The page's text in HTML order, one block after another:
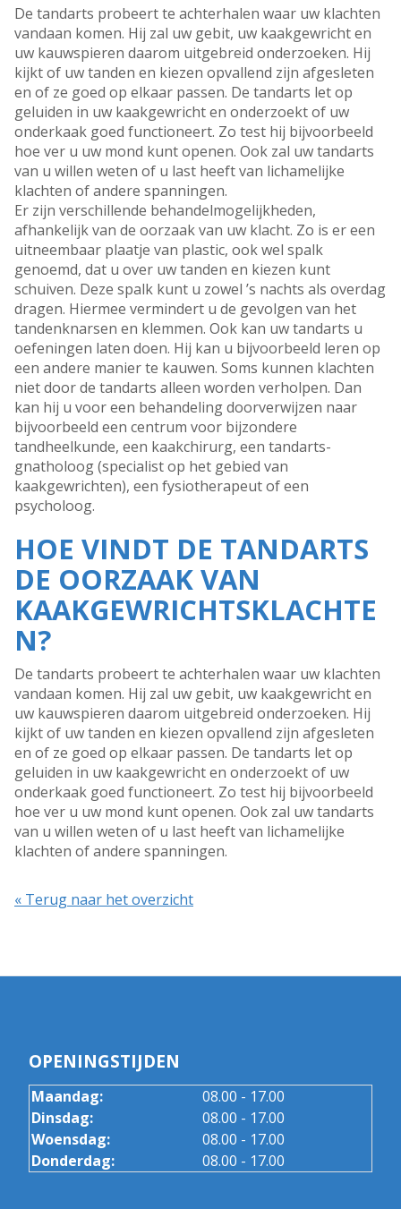
De tandarts probeert te achterhalen waar uw klachten
vandaan komen. Hij zal uw gebit, uw kaakgewricht en
uw kauwspieren daarom uitgebreid onderzoeken. Hij
kijkt of uw tanden en kiezen opvallend zijn afgesleten
en of ze goed op elkaar passen. De tandarts let op
geluiden in uw kaakgewricht en onderzoekt of uw
onderkaak goed functioneert. Zo test hij bijvoorbeeld
hoe ver u uw mond kunt openen. Ook zal uw tandarts
van u willen weten of u last heeft van lichamelijke
klachten of andere spanningen.
Er zijn verschillende behandelmogelijkheden,
afhankelijk van de oorzaak van uw klacht. Zo is er een
uitneembaar plaatje van plastic, ook wel spalk
genoemd, dat u over uw tanden en kiezen kunt
schuiven. Deze spalk kunt u zowel ’s nachts als overdag
dragen. Hiermee vermindert u de gevolgen van het
tandenknarsen en klemmen. Ook kan uw tandarts u
oefeningen laten doen. Hij kan u bijvoorbeeld leren op
een andere manier te kauwen. Soms kunnen klachten
niet door de tandarts alleen worden verholpen. Dan
kan hij u voor een behandeling doorverwijzen naar
bijvoorbeeld een centrum voor bijzondere
tandheelkunde, een kaakchirurg, een tandarts-
gnatholoog (specialist op het gebied van
kaakgewrichten), een fysiotherapeut of een
psycholoog.
HOE VINDT DE TANDARTS
DE OORZAAK VAN
KAAKGEWRICHTSKLACHTE
N?
De tandarts probeert te achterhalen waar uw klachten
vandaan komen. Hij zal uw gebit, uw kaakgewricht en
uw kauwspieren daarom uitgebreid onderzoeken. Hij
kijkt of uw tanden en kiezen opvallend zijn afgesleten
en of ze goed op elkaar passen. De tandarts let op
geluiden in uw kaakgewricht en onderzoekt of uw
onderkaak goed functioneert. Zo test hij bijvoorbeeld
hoe ver u uw mond kunt openen. Ook zal uw tandarts
van u willen weten of u last heeft van lichamelijke
klachten of andere spanningen.
« Terug naar het overzicht
OPENINGSTIJDEN
Maandag:
08.00 - 17.00
Dinsdag:
08.00 - 17.00
Woensdag:
08.00 - 17.00
Donderdag:
08.00 - 17.00